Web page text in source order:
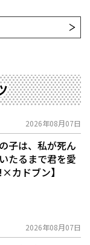
2026年08月07日
子は、私が死ん
たるまで君を愛
カドブン】
2026年08月07日